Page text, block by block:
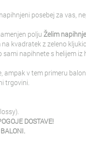
posebej za vas,
polju Želim
kvadratek z zeleno
napihnete s helijem iz
v tem primeru
trgovini.
DOSTAVE!